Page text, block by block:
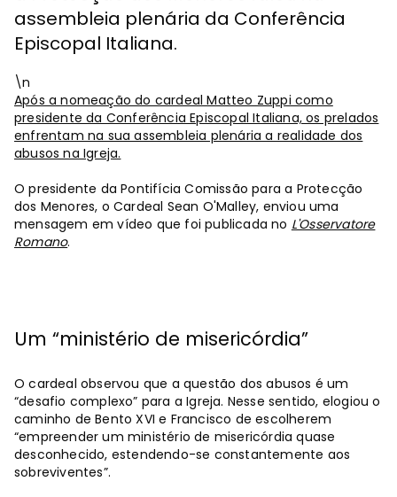
assembleia plenária da Conferência
Episcopal Italiana.
\n
Após a nomeação do cardeal Matteo Zuppi como
presidente da Conferência Episcopal Italiana, os prelados
enfrentam na sua assembleia plenária a realidade dos
abusos na Igreja.
O presidente da Pontifícia Comissão para a Protecção
dos Menores, o Cardeal Sean O'Malley, enviou uma
mensagem em vídeo que foi publicada no L'Osservatore
Romano.
Um “ministério de misericórdia”
O cardeal observou que a questão dos abusos é um
“desafio complexo” para a Igreja. Nesse sentido, elogiou o
caminho de Bento XVI e Francisco de escolherem
“empreender um ministério de misericórdia quase
desconhecido, estendendo-se constantemente aos
sobreviventes”.